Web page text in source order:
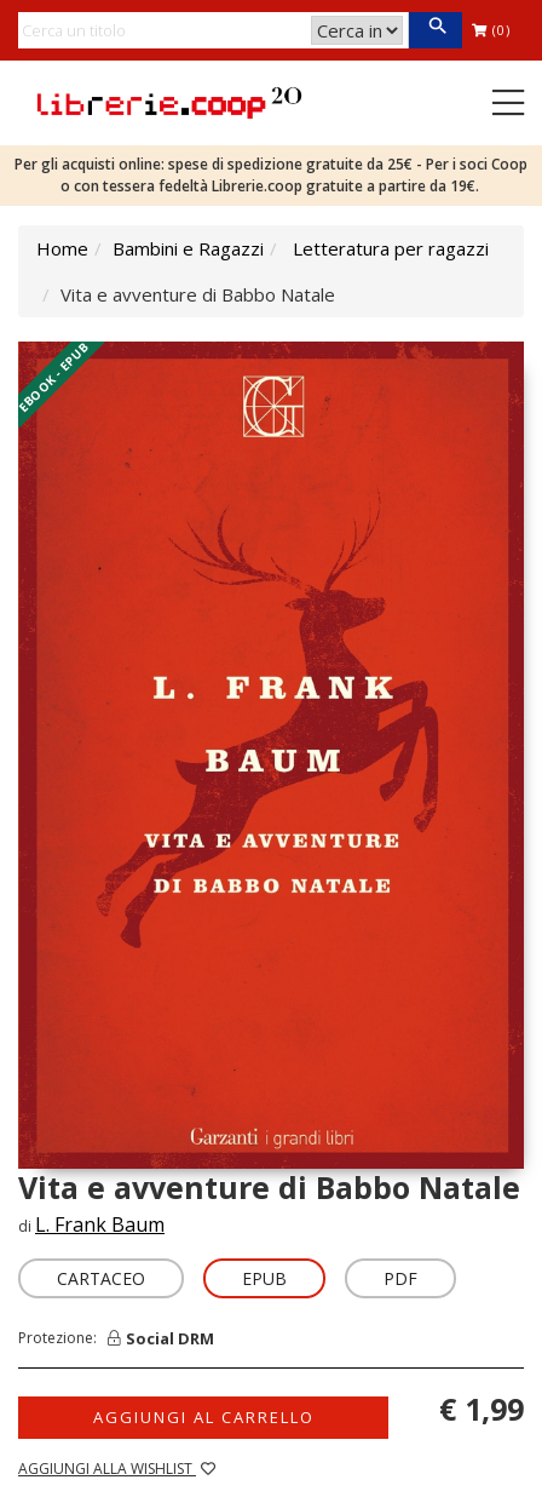
(0)
Per gli acquisti online: spese di spedizione gratuite da 25€ - Per i soci Coop
o con tessera fedeltà Librerie.coop gratuite a partire da 19€.
Home Bambini e Ragazzi
Letteratura per ragazzi
Vita e avventure di Babbo Natale
EBOOK - EPUB
Vita e avventure di Babbo Natale
di L. Frank Baum
CARTACEO EPUB PDF
Protezione: Social DRM
AGGIUNGI AL CARRELLO
AGGIUNGI ALLA WISHLIST
€ 1,99